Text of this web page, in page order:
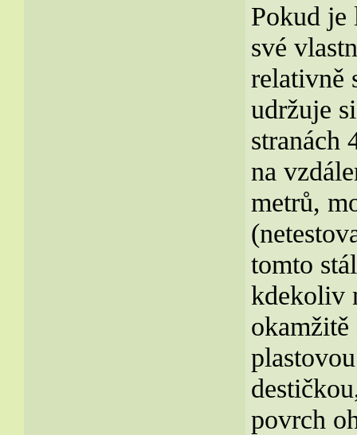
Pokud je
své
relativně
udržuje
stranách
na
metrů,
tomto
kdekoliv
povrch